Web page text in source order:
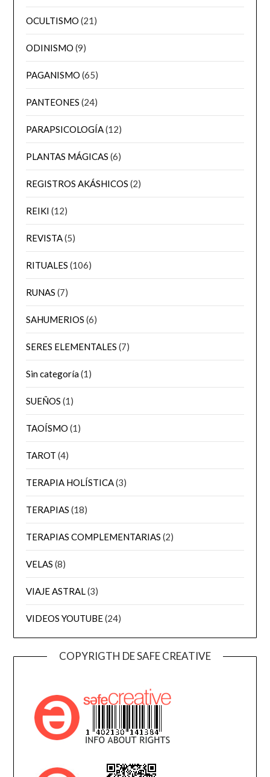
OCULTISMO (21)
ODINISMO (9)
PAGANISMO (65)
PANTEONES (24)
PARAPSICOLOGÍA(12)
PLANTAS MÁGICAS (6)
REGISTROS AKÁSHICOS (2)
REIKI (12)
REVISTA(5)
RITUALES (106)
RUNAS (7)
SAHUMERIOS (6)
SERES ELEMENTALES (7)
Sin categoría(1)
SUEÑOS (1)
TAOÍSMO (1)
TAROT (4)
TERAPIA HOLÍSTICA(3)
TERAPIAS (18)
TERAPIAS COMPLEMENTARIAS (2)
VELAS (8)
VIAJE ASTRAL(3)
VIDEOS YOUTUBE(24)
COPYRIGTH DE SAFE CREATIVE